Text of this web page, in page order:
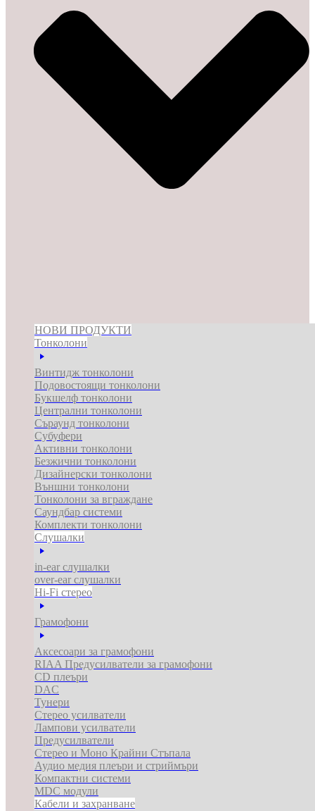
НОВИ ПРОДУКТИ
Тонколони
Винтидж тонколони
Подовостоящи тонколони
Букшелф тонколони
Централни тонколони
Съраунд тонколони
Субуфери
Активни тонколони
Безжични тонколони
Дизайнерски тонколони
Външни тонколони
Тонколони за вграждане
Саундбар системи
Комплекти тонколони
Слушалки
in-ear слушалки
over-ear слушалки
Hi-Fi стерео
Грамофони
Аксесоари за грамофони
RIAA Предусилватели за грамофони
CD плеъри
DAC
Тунери
Стерео усилватели
Лампови усилватели
Предусилватели
Стерео и Моно Крайни Стъпала
Аудио медия плеъри и стриймъри
Компактни системи
MDC модули
Кабели и захранване